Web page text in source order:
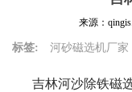
来源：
标签: 河砂磁选机厂家
吉林河沙除铁磁